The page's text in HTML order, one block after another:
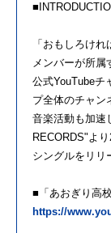
「おもしろけ
メンバーが所属
公式YouTubeチ
プ全体のチャン
音楽活動も加速
RECORDS"よ
シングルをリリ
■「あおぎり高
https://